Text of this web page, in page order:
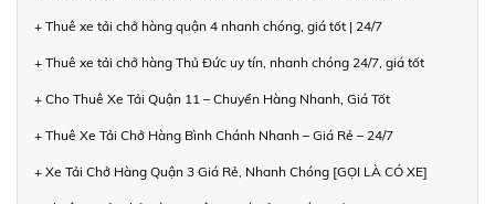
+ Thuê xe tải chở hàng quận 4 nhanh chóng, giá tốt | 24/7
+ Thuê xe tải chở hàng Thủ Đức uy tín, nhanh chóng 24/7, giá tốt
+ Cho Thuê Xe Tải Quận 11 – Chuyển Hàng Nhanh, Giá Tốt
+ Thuê Xe Tải Chở Hàng Bình Chánh Nhanh – Giá Rẻ – 24/7
+ Xe Tải Chở Hàng Quận 3 Giá Rẻ, Nhanh Chóng [GỌI LÀ CÓ XE]